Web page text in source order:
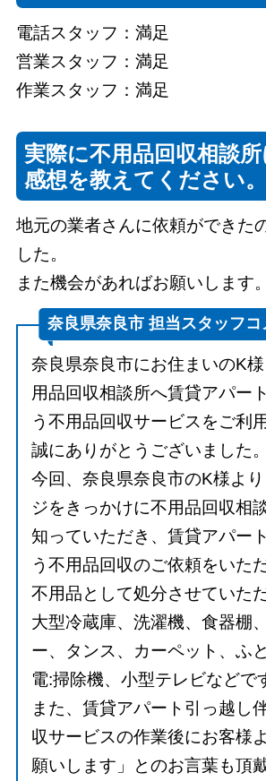
電話スタッフ：満足
営業スタッフ：満足
作業スタッフ：満足
実際に不用品回収相談
感想を教えてください。
地元の業者さんに依頼ができた
した。
また機会があればお願いします。
奈良県奈良市 担当スタッフコ
奈良県奈良市にお住まいのK
用品回収相談所へ賃貸アパー
う不用品回収サービスをご利
誠にありがとうございました。
今回、奈良県奈良市のK様よ
ジをきっかけに不用品回収相
知っていただき、賃貸アパー
う不用品回収のご依頼をいた
不用品として処分させていた
大型冷蔵庫、洗濯機、食器棚
ー、タンス、カーペット、ふ
電:掃除機、小型テレビなどで
また、賃貸アパート引っ越し
収サービスの作業後にお客様
願いします」とのお言葉も頂